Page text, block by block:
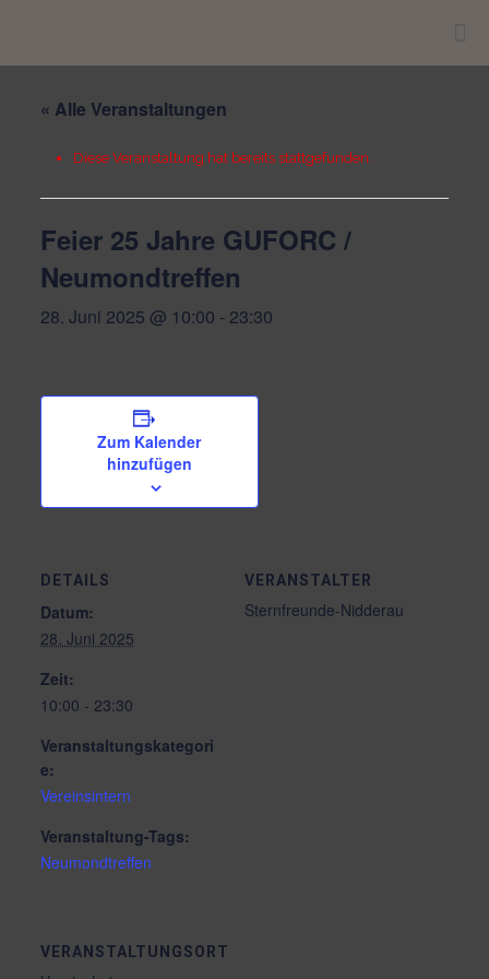
« Alle Veranstaltungen
Diese Veranstaltung hat bereits stattgefunden.
Feier 25 Jahre GUFORC /
Neumondtreffen
28. Juni 2025 @ 10:00 - 23:30
Zum Kalender
hinzufügen
DETAILS
Datum:
28. Juni 2025
Zeit:
10:00 - 23:30
Veranstaltungskategori
e:
Vereinsintern
Veranstaltung-Tags:
Neumondtreffen
VERANSTALTER
Sternfreunde-Nidderau
VERANSTALTUNGSORT